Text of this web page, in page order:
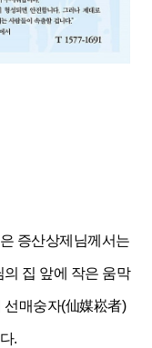
증산상제님께서는
집 앞에 작은 움막
선매숭자(仙媒崧者)
.